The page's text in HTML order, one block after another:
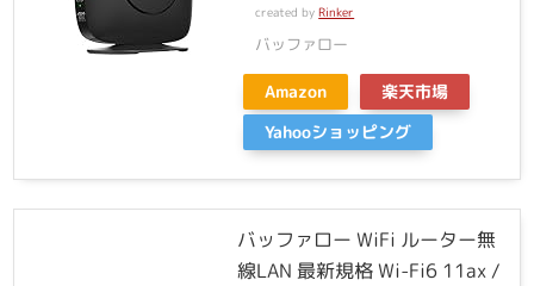
created byRinker
バッファロー
Amazon
楽天市場
Yahooショッピング
バッファロー WiFi ルーター無
線LAN 最新規格 Wi-Fi6 11ax /